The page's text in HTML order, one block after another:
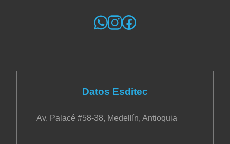
Datos Esditec
Av. Palacé #58-38, Medellín, Antioquia